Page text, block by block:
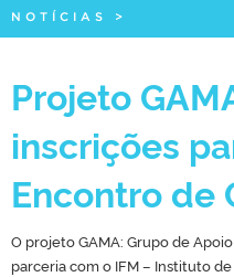
NOTÍCIAS >
Projeto
inscrições
Encontro de
O projeto GAMA: Grupo de
parceria com o IFM – Instituto